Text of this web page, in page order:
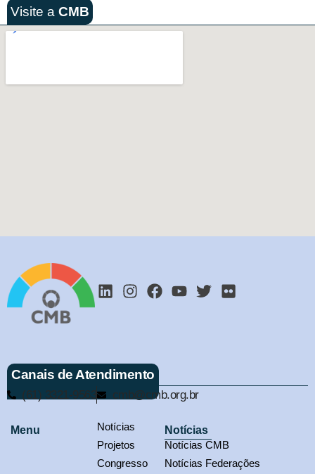
Visite a CMB
Canais de Atendimento
(61) 3321-9563 cmb@cmb.org.br
Menu
Notícias
Projetos
Congresso
Notícias
Notícias CMB
Notícias Federações